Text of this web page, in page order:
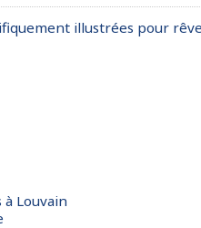
illustrées pour
à Louvain